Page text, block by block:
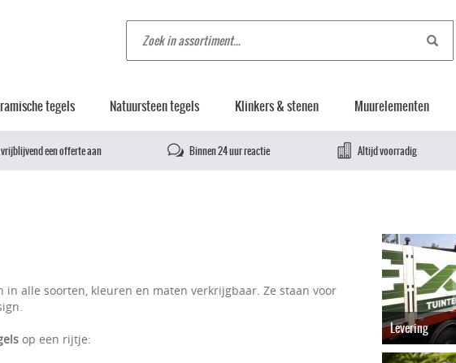
tegels Natuursteen tegels Klinkers & stenen Muurelementen
een offerte aan Binnen 24 uur reactie Altijd voorradig
in alle soorten, kleuren en maten verkrijgbaar. Ze staan voor
op een rijtje:
Levering